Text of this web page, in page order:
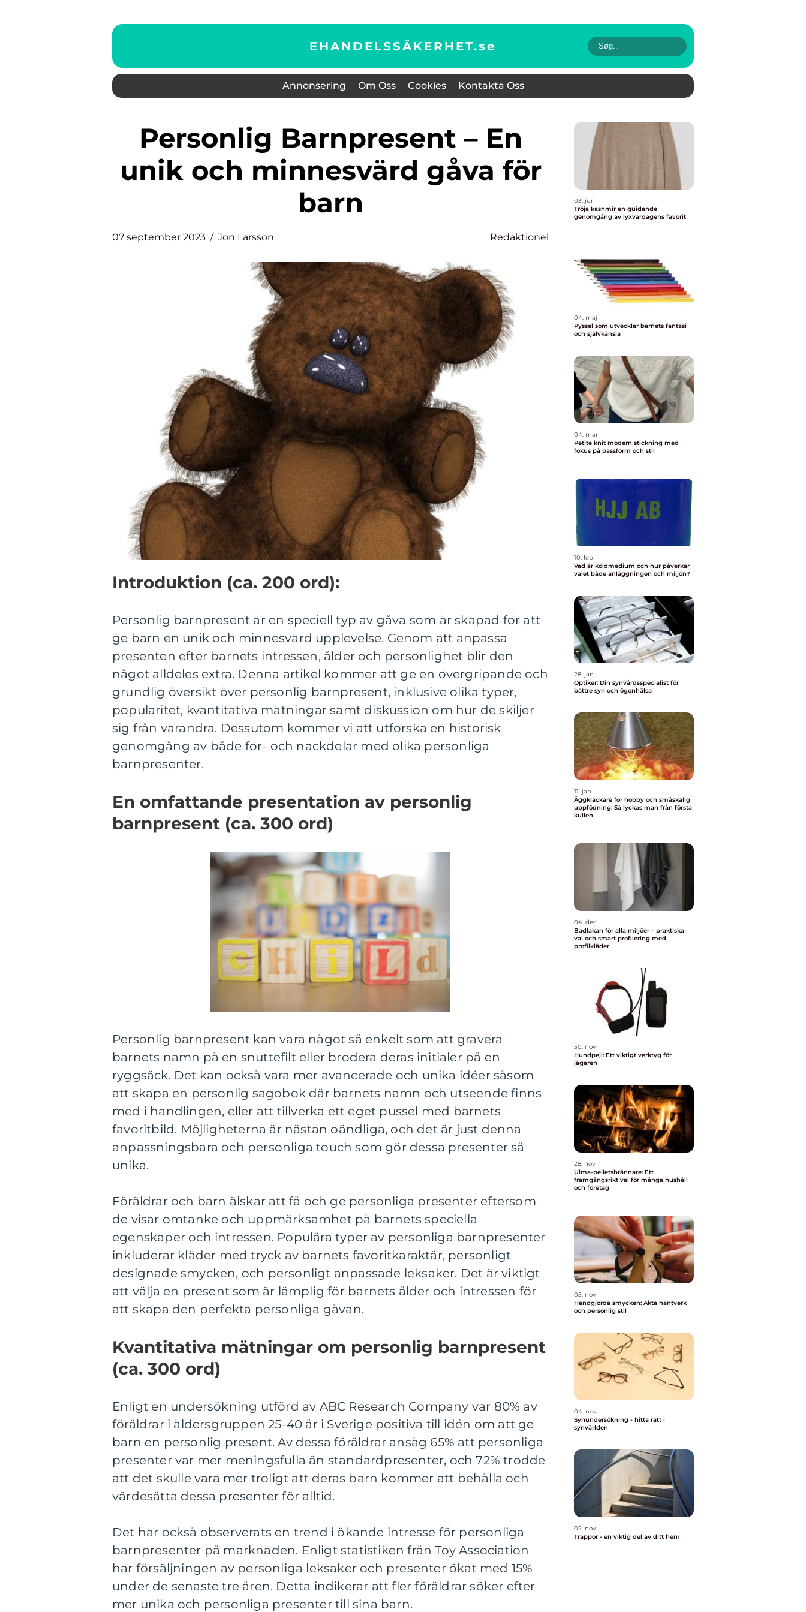
EHANDELSSÄKERHET.se
Annonsering Om Oss Cookies Kontakta Oss
Personlig Barnpresent – En
unik och minnesvärd gåva för
barn
07 september 2023 Jon Larsson Redaktionel
Introduktion (ca. 200 ord):
Personlig barnpresent är en speciell typ av gåva som är skapad för att
ge barn en unik och minnesvärd upplevelse. Genom att anpassa
presenten efter barnets intressen, ålder och personlighet blir den
något alldeles extra. Denna artikel kommer att ge en övergripande och
grundlig översikt över personlig barnpresent, inklusive olika typer,
popularitet, kvantitativa mätningar samt diskussion om hur de skiljer
sig från varandra. Dessutom kommer vi att utforska en historisk
genomgång av både för- och nackdelar med olika personliga
barnpresenter.
En omfattande presentation av personlig
barnpresent (ca. 300 ord)
Personlig barnpresent kan vara något så enkelt som att gravera
barnets namn på en snuttefilt eller brodera deras initialer på en
ryggsäck. Det kan också vara mer avancerade och unika idéer såsom
att skapa en personlig sagobok där barnets namn och utseende finns
med i handlingen, eller att tillverka ett eget pussel med barnets
favoritbild. Möjligheterna är nästan oändliga, och det är just denna
anpassningsbara och personliga touch som gör dessa presenter så
unika.
Föräldrar och barn älskar att få och ge personliga presenter eftersom
de visar omtanke och uppmärksamhet på barnets speciella
egenskaper och intressen. Populära typer av personliga barnpresenter
inkluderar kläder med tryck av barnets favoritkaraktär, personligt
designade smycken, och personligt anpassade leksaker. Det är viktigt
att välja en present som är lämplig för barnets ålder och intressen för
att skapa den perfekta personliga gåvan.
Kvantitativa mätningar om personlig barnpresent
(ca. 300 ord)
Enligt en undersökning utförd av ABC Research Company var 80% av
föräldrar i åldersgruppen 25-40 år i Sverige positiva till idén om att ge
barn en personlig present. Av dessa föräldrar ansåg 65% att personliga
presenter var mer meningsfulla än standardpresenter, och 72% trodde
att det skulle vara mer troligt att deras barn kommer att behålla och
värdesätta dessa presenter för alltid.
Det har också observerats en trend i ökande intresse för personliga
barnpresenter på marknaden. Enligt statistiken från Toy Association
har försäljningen av personliga leksaker och presenter ökat med 15%
under de senaste tre åren. Detta indikerar att fler föräldrar söker efter
mer unika och personliga presenter till sina barn.
03. jun
Tröja kashmir en guidande
genomgång av lyxvardagens favorit
04. maj
Pyssel som utvecklar barnets fantasi
och självkänsla
04. mar
Petite knit modern stickning med
fokus på passform och stil
10. feb
Vad är köldmedium och hur påverkar
valet både anläggningen och miljön?
28. jan
Optiker: Din synvårdsspecialist för
bättre syn och ögonhälsa
11. jan
Äggkläckare för hobby och småskalig
uppfödning: Så lyckas man från första
kullen
04. dec
Badlakan för alla miljöer – praktiska
val och smart profilering med
profilkläder
30. nov
Hundpejl: Ett viktigt verktyg för
jägaren
28. nov
Ulma-pelletsbrännare: Ett
framgångsrikt val för många hushåll
och företag
05. nov
Handgjorda smycken: Äkta hantverk
och personlig stil
04. nov
Synundersökning - hitta rätt i
synvärlden
02. nov
Trappor - en viktig del av ditt hem